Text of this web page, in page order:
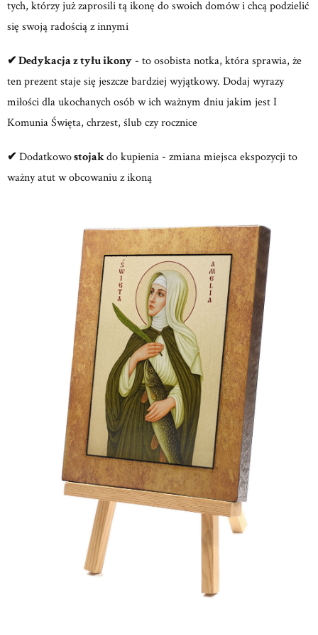
tych, którzy już zaprosili tą ikonę do swoich domów i chcą podzielić
się swoją radością z innymi
✔ Dedykacja z tyłu ikony- to osobista notka, która sprawia, że
ten prezent staje się jeszcze bardziej wyjątkowy. Dodaj wyrazy
miłości dla ukochanych osób w ich ważnym dniu jakim jest I
Komunia Święta, chrzest, ślub czy rocznice
✔ Dodatkowostojakdo kupienia - zmiana miejsca ekspozycji to
ważny atut w obcowaniu z ikoną